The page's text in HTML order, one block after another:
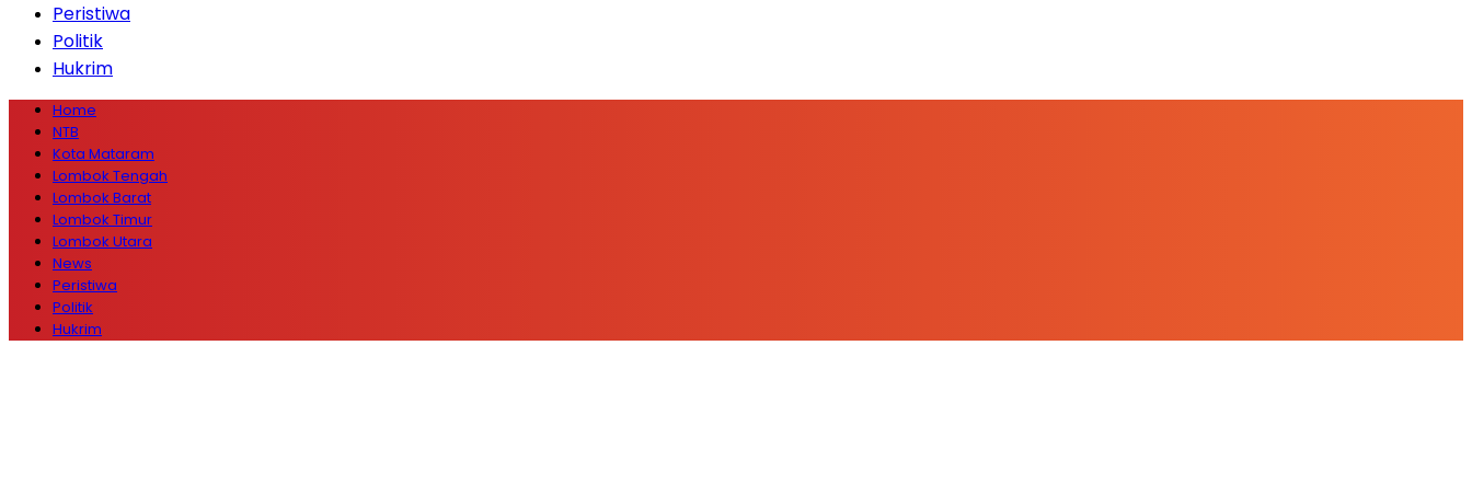
Peristiwa
Politik
Hukrim
Home
NTB
Kota Mataram
Lombok Tengah
Lombok Barat
Lombok Timur
Lombok Utara
News
Peristiwa
Politik
Hukrim